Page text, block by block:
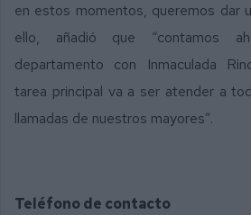
en estos momentos, queremos dar
ello, añadió que “contamos
departamento con Inmaculada
tarea principal va a ser atender a
llamadas de nuestros mayores”.
Teléfono de contacto